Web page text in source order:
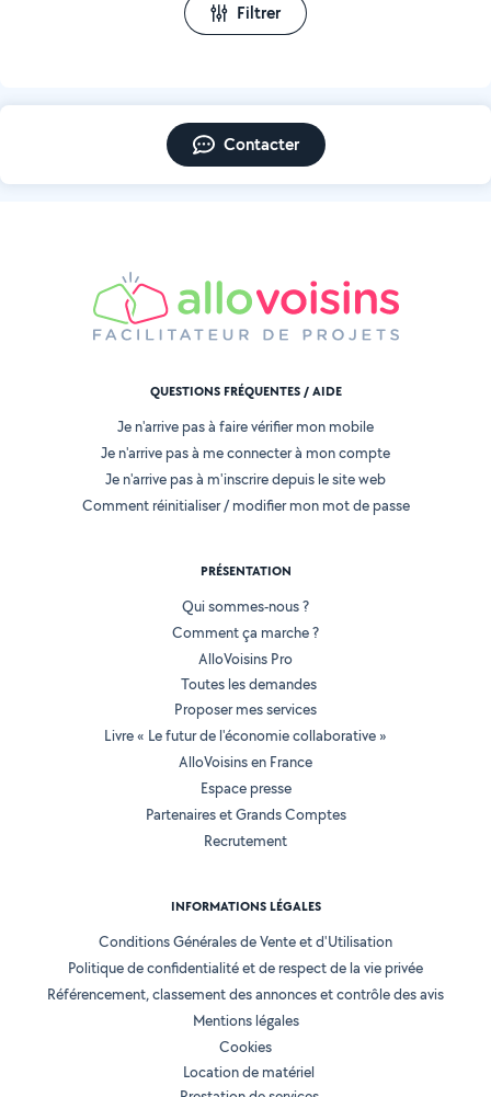
Filtrer
Contacter
QUESTIONS FRÉQUENTES / AIDE
Je n'arrive pas à faire vérifier mon mobile
Je n'arrive pas à me connecter à mon compte
Je n'arrive pas à m'inscrire depuis le site web
Comment réinitialiser / modifier mon mot de passe
PRÉSENTATION
Qui sommes-nous ?
Comment ça marche ?
AlloVoisins Pro
Toutes les demandes
Proposer mes services
Livre « Le futur de l'économie collaborative »
AlloVoisins en France
Espace presse
Partenaires et Grands Comptes
Recrutement
INFORMATIONS LÉGALES
Conditions Générales de Vente et d'Utilisation
Politique de confidentialité et de respect de la vie privée
Référencement, classement des annonces et contrôle des avis
Mentions légales
Cookies
Location de matériel